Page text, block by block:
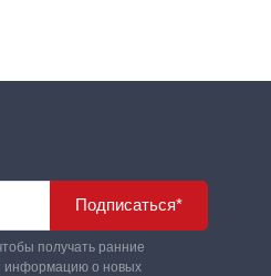
Подписаться*
получать ранние
информацию о новых